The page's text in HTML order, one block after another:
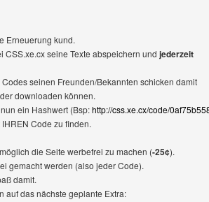
Erneuerung kund.
CSS.xe.cx seine Texte abspeichern und jederzeit
seinen Freunden/Bekannten schicken damit
downloaden können.
ein Hashwert (Bsp:http://css.xe.cx/code/
Code zu finden.
die Seite werbefrei zu machen (-25¢).
gemacht werden (also jeder Code).
damit.
auf das nächste geplante Extra: